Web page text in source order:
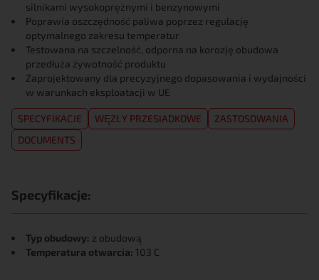
silnikami wysokoprężnymi i benzynowymi
Poprawia oszczędność paliwa poprzez regulację
optymalnego zakresu temperatur
Testowana na szczelność, odporna na korozję obudowa
przedłuża żywotność produktu
Zaprojektowany dla precyzyjnego dopasowania i wydajności
w warunkach eksploatacji w UE
SPECYFIKACJE WĘZŁY PRZESIADKOWE
ZASTOSOWANIA
DOCUMENTS
Specyfikacje:
Typ obudowy: z obudową
Temperatura otwarcia: 103 C